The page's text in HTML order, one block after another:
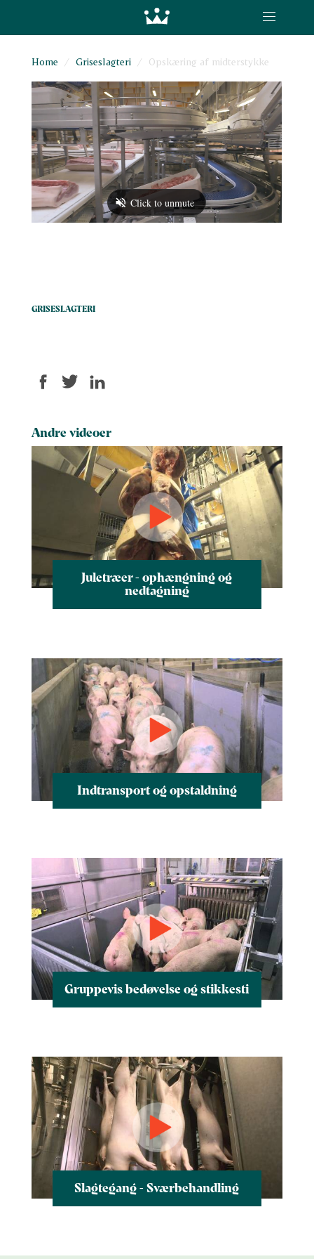
Toggle
Home Griseslagteri Opskæring af midterstykke
GRISESLAGTERI
Andre videoer
Juletræer - ophængning og
nedtagning
Indtransport og opstaldning
Gruppevis bedøvelse og stikkesti
Slagtegang - Sværbehandling